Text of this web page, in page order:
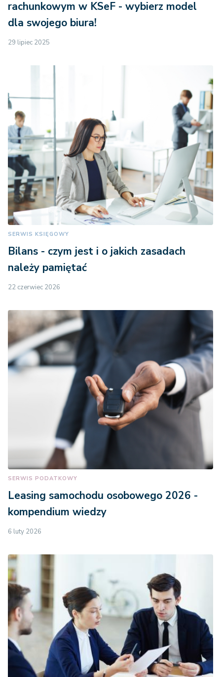
rachunkowym w KSeF - wybierz model
dla swojego biura!
29 lipiec 2025
SERWIS KSIĘGOWY
Bilans - czym jest i o jakich zasadach
należy pamiętać
22 czerwiec 2026
SERWIS PODATKOWY
Leasing samochodu osobowego 2026 -
kompendium wiedzy
6 luty 2026